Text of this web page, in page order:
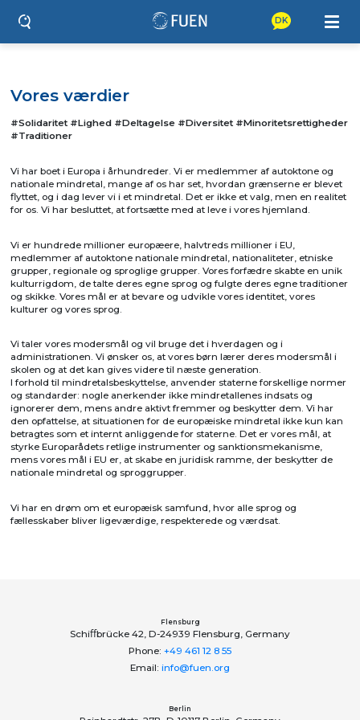
DK
Vores værdier
#Solidaritet #Lighed #Deltagelse #Diversitet #Minoritetsrettigheder
#Traditioner
Vi har boet i Europa i århundreder. Vi er medlemmer af autoktone og
nationale mindretal, mange af os har set, hvordan grænserne er blevet
flyttet, og i dag lever vi i et mindretal. Det er ikke et valg, men en realitet
for os. Vi har besluttet, at fortsætte med at leve i vores hjemland.
Vi er hundrede millioner europæere, halvtreds millioner i EU,
medlemmer af autoktone nationale mindretal, nationaliteter, etniske
grupper, regionale og sproglige grupper. Vores forfædre skabte en unik
kulturrigdom, de talte deres egne sprog og fulgte deres egne traditioner
og skikke. Vores mål er at bevare og udvikle vores identitet, vores
kulturer og vores sprog.
Vi taler vores modersmål og vil bruge det i hverdagen og i
administrationen. Vi ønsker os, at vores børn lærer deres modersmål i
skolen og at det kan gives videre til næste generation.
I forhold til mindretalsbeskyttelse, anvender staterne forskellige normer
og standarder: nogle anerkender ikke mindretallenes indsats og
ignorerer dem, mens andre aktivt fremmer og beskytter dem. Vi har
den opfattelse, at situationen for de europæiske mindretal ikke kun kan
betragtes som et internt anliggende for staterne. Det er vores mål, at
styrke Europarådets retlige instrumenter og sanktionsmekanisme,
mens vores mål i EU er, at skabe en juridisk ramme, der beskytter de
nationale mindretal og sproggrupper.
Vi har en drøm om et europæisk samfund, hvor alle sprog og
fællesskaber bliver ligeværdige, respekterede og værdsat.
Flensburg
Schiﬀbrücke 42, D-24939 Flensburg, Germany
Phone: +49 461 12 8 55
Email: info@fuen.org
Berlin